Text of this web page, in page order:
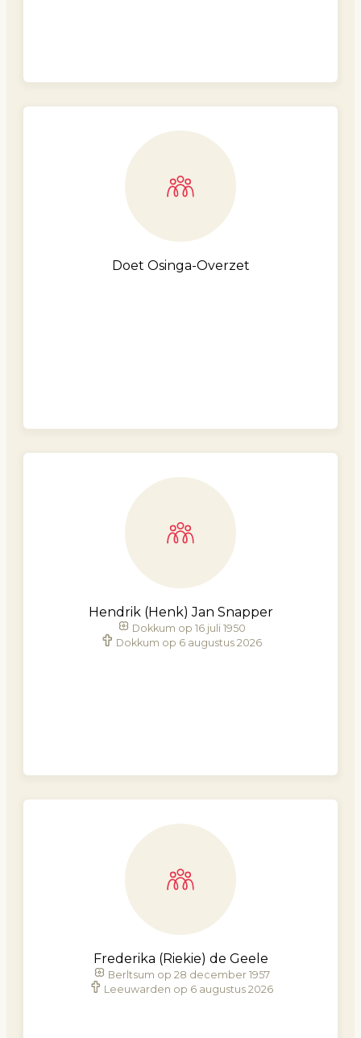
Doet Osinga-Overzet
Hendrik (Henk) Jan Snapper
Dokkum op 16 juli 1950
Dokkum op 6 augustus 2026
Frederika (Riekie) de Geele
Berltsum op 28 december 1957
Leeuwarden op 6 augustus 2026